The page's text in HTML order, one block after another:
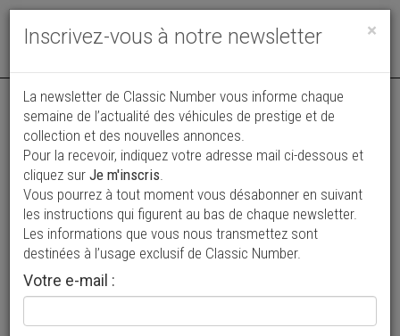
Toggle
Vos annonces vues par
plus de 4 millions de collectionneurs
Ajouter une annonce
> Rechercher un véhicule
×
Inscrivez-vous à notre newsletter
La newsletter de Classic Number vous informe chaque
semaine de l’actualité des véhicules de prestige et de
collection et des nouvelles annonces.
Pour la recevoir, indiquez votre adresse mail ci-dessous et
cliquez sur Je m'inscris.
Vous pourrez à tout moment vous désabonner en suivant
les instructions qui figurent au bas de chaque newsletter.
Les informations que vous nous transmettez sont
destinées à l’usage exclusif de Classic Number.
Votre e-mail :